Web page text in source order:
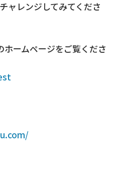
ャレンジしてみてくださ
ームページをご覧くださ